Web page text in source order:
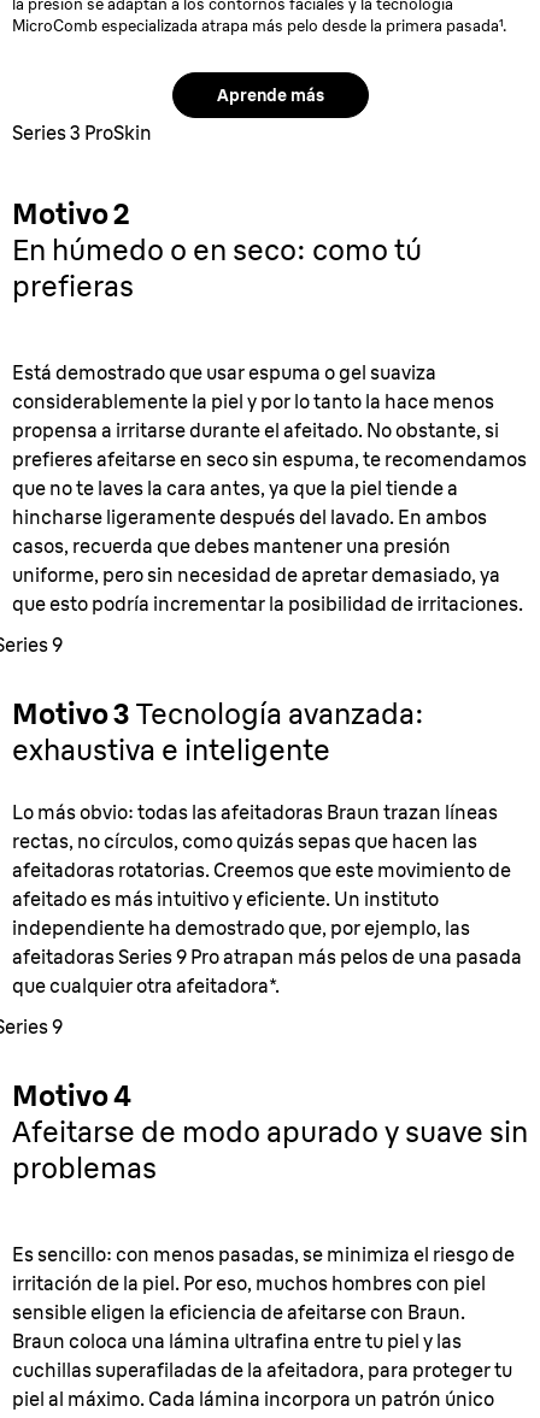
MicroComb especializada atrapa más pelo desde la primera pasada¹.
Aprende más
Series 3 ProSkin
Motivo 2
En húmedo o en seco: como tú
prefieras
Está demostrado que usar espuma o gel suaviza
considerablemente la piel y por lo tanto la hace menos
propensa a irritarse durante el afeitado. No obstante, si
prefieres afeitarse en seco sin espuma, te recomendamos
que no te laves la cara antes, ya que la piel tiende a
hincharse ligeramente después del lavado. En ambos
casos, recuerda que debes mantener una presión
uniforme, pero sin necesidad de apretar demasiado, ya
que esto podría incrementar la posibilidad de irritaciones.
9
Motivo 3 Tecnología avanzada:
exhaustiva e inteligente
Lo más obvio: todas las afeitadoras Braun trazan líneas
rectas, no círculos, como quizás sepas que hacen las
afeitadoras rotatorias. Creemos que este movimiento de
afeitado es más intuitivo y eficiente. Un instituto
independiente ha demostrado que, por ejemplo, las
afeitadoras Series 9 Pro atrapan más pelos de una pasada
que cualquier otra afeitadora*.
9
Motivo 4
Afeitarse de modo apurado y suave sin
problemas
Es sencillo: con menos pasadas, se minimiza el riesgo de
irritación de la piel. Por eso, muchos hombres con piel
sensible eligen la eficiencia de afeitarse con Braun.
Braun coloca una lámina ultrafina entre tu piel y las
cuchillas superafiladas de la afeitadora, para proteger tu
piel al máximo. Cada lámina incorpora un patrón único